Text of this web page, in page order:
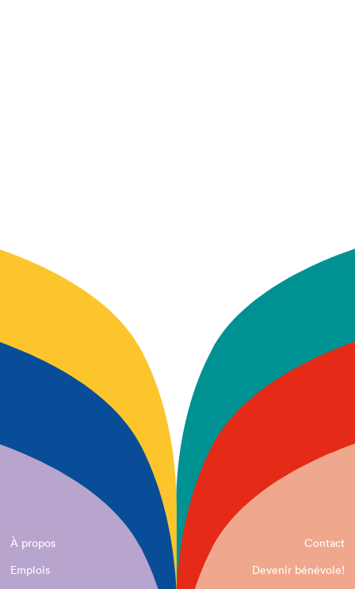
À propos
Contact
Emplois
Devenir bénévole!